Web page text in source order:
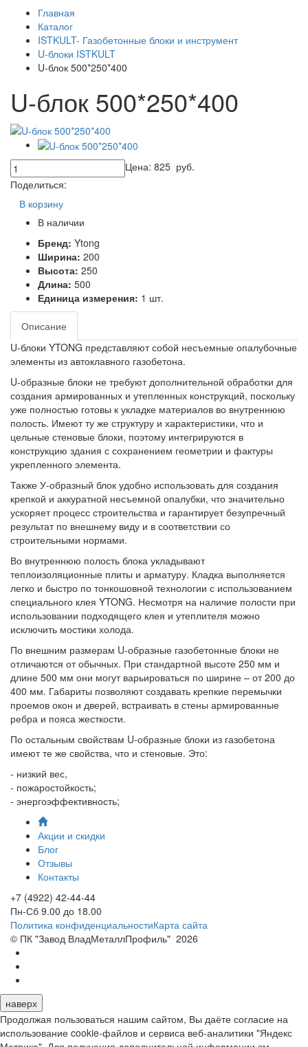
Главная
Каталог
ISTKULT- Газобетонные блоки и инструмент
U-блоки ISTKULT
U-блок 500*250*400
U-блок 500*250*400
Цена: 825 руб.
Поделиться:
В корзину
В наличии
Бренд: Ytong
Ширина: 200
Высота: 250
Длина: 500
Единица измерения: 1 шт.
Описание
U-блоки YTONG представляют собой несъемные опалубочные
элементы из автоклавного газобетона.
U-образные блоки не требуют дополнительной обработки для
создания армированных и утепленных конструкций, поскольку
уже полностью готовы к укладке материалов во внутреннюю
полость. Имеют ту же структуру и характеристики, что и
цельные стеновые блоки, поэтому интегрируются в
конструкцию здания с сохранением геометрии и фактуры
укрепленного элемента.
Также У-образный блок удобно использовать для создания
крепкой и аккуратной несъемной опалубки, что значительно
ускоряет процесс строительства и гарантирует безупречный
результат по внешнему виду и в соответствии со
строительными нормами.
Во внутреннюю полость блока укладывают
теплоизоляционные плиты и арматуру. Кладка выполняется
легко и быстро по тонкошовной технологии с использованием
специального клея YTONG. Несмотря на наличие полости при
использовании подходящего клея и утеплителя можно
исключить мостики холода.
По внешним размерам U-образные газобетонные блоки не
отличаются от обычных. При стандартной высоте 250 мм и
длине 500 мм они могут варьироваться по ширине – от 200 до
400 мм. Габариты позволяют создавать крепкие перемычки
проемов окон и дверей, встраивать в стены армированные
ребра и пояса жесткости.
По остальным свойствам U-образные блоки из газобетона
имеют те же свойства, что и стеновые. Это:
- низкий вес,
- пожаростойкость;
- энергоэффективность;
Акции и скидки
Блог
Отзывы
Контакты
+7 (4922) 42-44-44
Пн-Сб 9.00 до 18.00
Политика конфиденциальностиКарта сайта
© ПК "Завод ВладМеталлПрофиль" 2026
наверх
Продолжая пользоваться нашим сайтом, Вы даёте согласие на
использование cookie-файлов и сервиса веб-аналитики "Яндекс